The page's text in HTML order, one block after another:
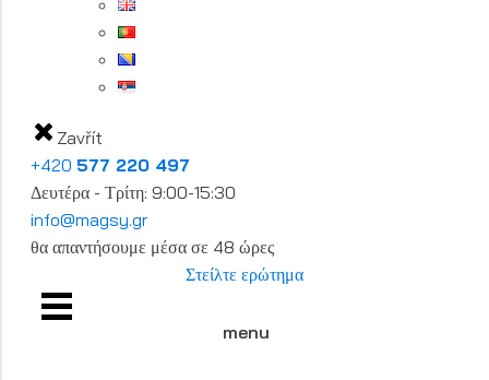
Zavřít
+420 577 220 497
Δευτέρα - Τρίτη: 9:00-15:30
info@magsy.gr
θα απαντήσουμε μέσα σε 48 ώρες
Στείλτε ερώτημα
menu